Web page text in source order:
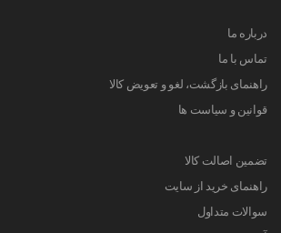
درباره ما
تماس با ما
راهنمای بازگشت، لغو و تعویض کالا
قوانین و سیاست ها
تضمین اصالت کالا
راهنمای خرید از سایت
سوالات متداول